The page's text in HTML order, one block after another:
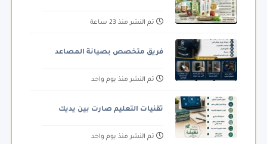
تم النشر منذ 23 ساعة
فريق متخصص بصيانة المصاعد
تم النشر منذ يوم واحد
تقنيات التعليم صارت بين يديك
تم النشر منذ يوم واحد